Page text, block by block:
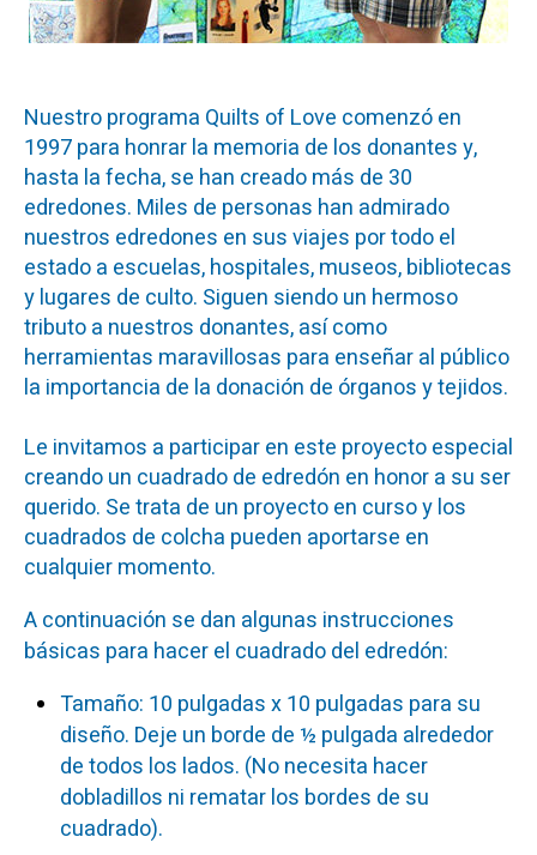
Nuestro programa Quilts of Love comenzó en
1997 para honrar la memoria de los donantes y,
hasta la fecha, se han creado más de 30
edredones. Miles de personas han admirado
nuestros edredones en sus viajes por todo el
estado a escuelas, hospitales, museos, bibliotecas
y lugares de culto. Siguen siendo un hermoso
tributo a nuestros donantes, así como
herramientas maravillosas para enseñar al público
la importancia de la donación de órganos y tejidos.
Le invitamos a participar en este proyecto especial
creando un cuadrado de edredón en honor a su ser
querido. Se trata de un proyecto en curso y los
cuadrados de colcha pueden aportarse en
cualquier momento.
A continuación se dan algunas instrucciones
básicas para hacer el cuadrado del edredón:
Tamaño: 10 pulgadas x 10 pulgadas para su
diseño. Deje un borde de ½ pulgada alrededor
de todos los lados. (No necesita hacer
dobladillos ni rematar los bordes de su
cuadrado).